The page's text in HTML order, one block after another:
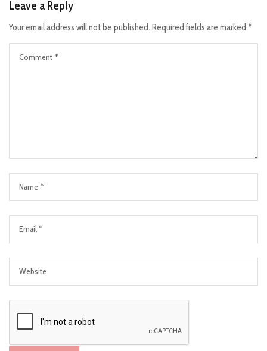
Leave a Reply
Your email address will not be published. Required fields are marked *